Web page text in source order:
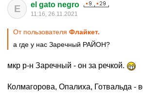
E el gato negro
11:16, 26.11.2021
От пользователя Флайкет.
а где у нас Заречный РАЙОН?
мкр р-н Заречный - он за речкой.
Колмагорова, Опалиха, Готвальда -